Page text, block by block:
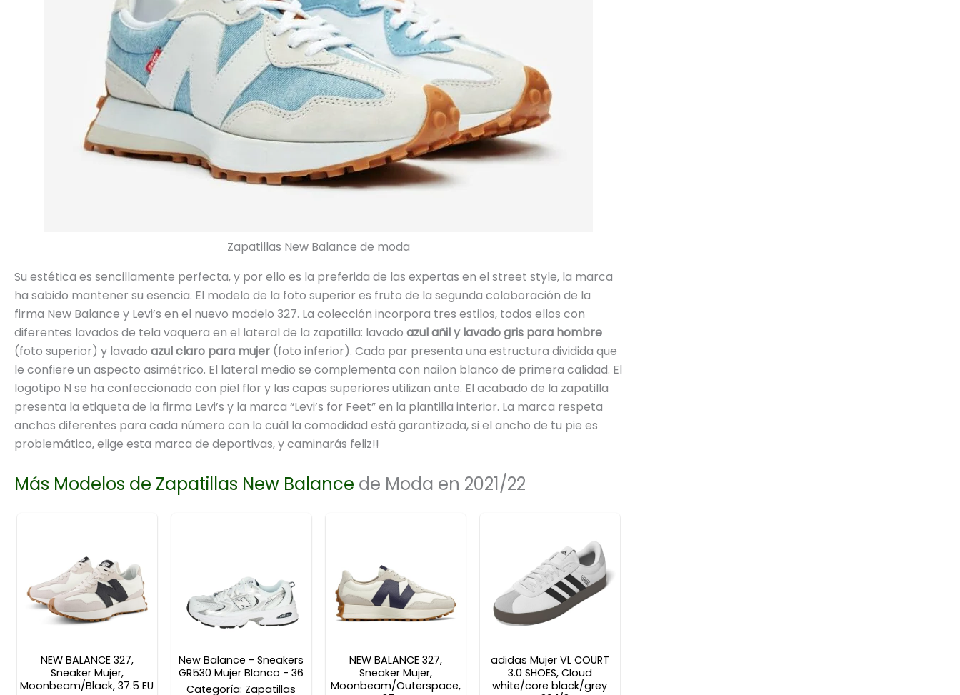
Zapatillas New Balance de moda
Su estética es sencillamente perfecta, y por ello es la preferida de las expertas en el street style, la marca
ha sabido mantener su esencia. El modelo de la foto superior es fruto de la segunda colaboración de la
firma New Balance y Levi’s en el nuevo modelo 327. La colección incorpora tres estilos, todos ellos con
diferentes lavados de tela vaquera en el lateral de la zapatilla: lavado azul añil y lavado gris para hombre
(foto superior) y lavado azul claro para mujer (foto inferior). Cada par presenta una estructura dividida que
le confiere un aspecto asimétrico. El lateral medio se complementa con nailon blanco de primera calidad. El
logotipo N se ha confeccionado con piel flor y las capas superiores utilizan ante. El acabado de la zapatilla
presenta la etiqueta de la firma Levi’s y la marca “Levi’s for Feet” en la plantilla interior. La marca respeta
anchos diferentes para cada número con lo cuál la comodidad está garantizada, si el ancho de tu pie es
problemático, elige esta marca de deportivas, y caminarás feliz!!
Más Modelos de Zapatillas New Balance de Moda en 2021/22
NEW BALANCE 327,
Sneaker Mujer,
Moonbeam/Black, 37.5 EU
New Balance - Sneakers
GR530 Mujer Blanco - 36
Categoría: Zapatillas
NEW BALANCE 327,
Sneaker Mujer,
Moonbeam/Outerspace,
adidas Mujer VL COURT
3.0 SHOES, Cloud
white/core black/grey